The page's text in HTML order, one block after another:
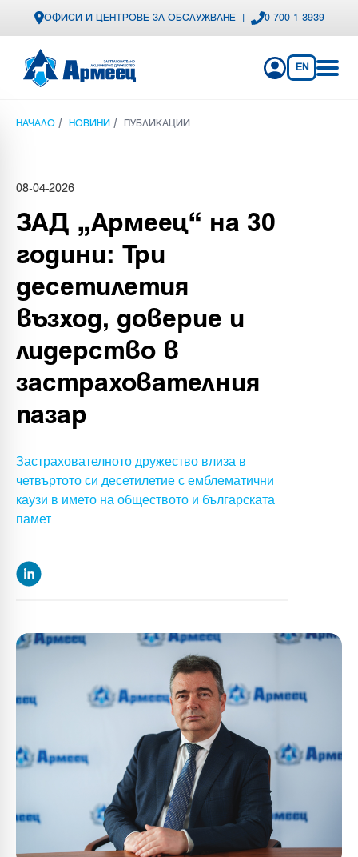
ОФИСИ И ЦЕНТРОВЕ ЗА ОБСЛУЖВАНЕ 0 700 1 3939
EN
НАЧАЛО / НОВИНИ / ПУБЛИКАЦИИ
08-04-2026
ЗАД „Армеец“ на 30
години: Три
десетилетия
възход, доверие и
лидерство в
застрахователния
пазар
Застрахователното дружество влиза в
четвъртото си десетилетие с емблематични
каузи в името на обществото и българската
памет